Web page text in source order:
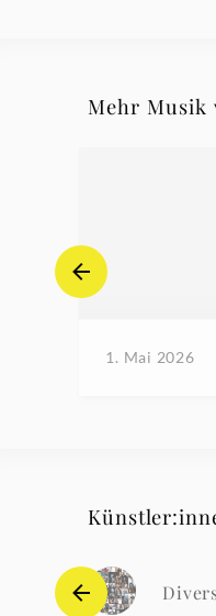
Mehr Musik
1. Mai 2026